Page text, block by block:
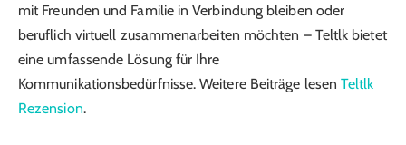
mit Freunden und Familie in Verbindung bleiben oder
beruflich virtuell zusammenarbeiten möchten – Teltlk bietet
eine umfassende Lösung für Ihre
Kommunikationsbedürfnisse. Weitere Beiträge lesen Teltlk
Rezension.